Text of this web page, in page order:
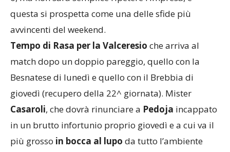
questa si prospetta come una delle sfide più
avvincenti del weekend.
Tempo di Rasa per la Valceresio che arriva al
match dopo un doppio pareggio, quello con la
Besnatese di lunedì e quello con il Brebbia di
giovedì (recupero della 22^ giornata). Mister
Casaroli, che dovrà rinunciare a Pedoja incappato
in un brutto infortunio proprio giovedì e a cui va il
più grosso in bocca al lupo da tutto l’ambiente